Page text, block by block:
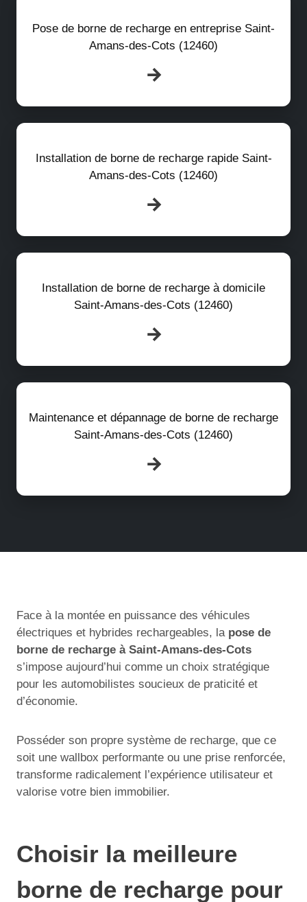
Pose de borne de recharge en entreprise Saint-
Amans-des-Cots (12460)
Installation de borne de recharge rapide Saint-
Amans-des-Cots (12460)
Installation de borne de recharge à domicile
Saint-Amans-des-Cots (12460)
Maintenance et dépannage de borne de recharge
Saint-Amans-des-Cots (12460)
Face à la montée en puissance des véhicules
électriques et hybrides rechargeables, la pose de
borne de recharge à Saint-Amans-des-Cots
s’impose aujourd’hui comme un choix stratégique
pour les automobilistes soucieux de praticité et
d’économie.
Posséder son propre système de recharge, que ce
soit une wallbox performante ou une prise renforcée,
transforme radicalement l’expérience utilisateur et
valorise votre bien immobilier.
Choisir la meilleure
borne de recharge pour